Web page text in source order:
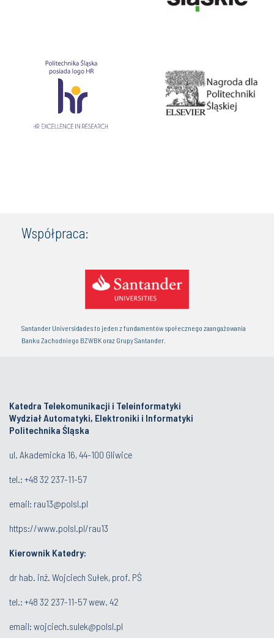
Współpraca:
Santander Universidades to jeden z fundamentów społecznego zaangażowania
Banku Zachodniego BZWBK oraz Grupy Santander.
Katedra Telekomunikacji i Teleinformatyki
Wydział Automatyki, Elektroniki i Informatyki
Politechnika Śląska
ul. Akademicka 16, 44-100 Gliwice
tel.: +48 32 237-11-57
email: rau13@polsl.pl
https://www.polsl.pl/rau13
Kierownik Katedry:
dr hab. inż. Wojciech Sułek, prof. PŚ
tel.: +48 32 237-11-57 wew. 42
email: wojciech.sulek@polsl.pl